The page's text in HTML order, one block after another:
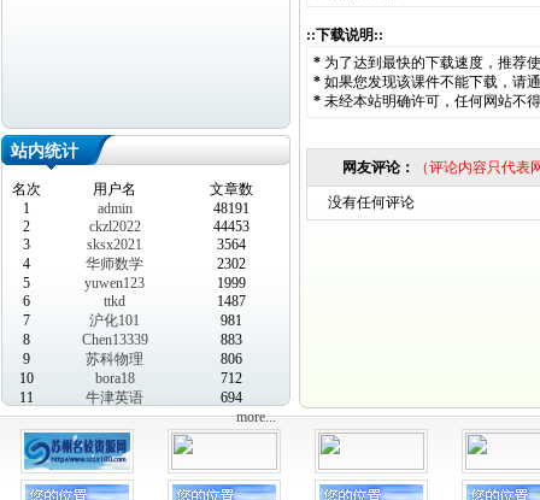
站内统计
名次 用户名
文章数
1
admin
48191
2
ckzl2022
44453
3
sksx2021
3564
4
华师数学
2302
5
yuwen123
1999
6
ttkd
1487
7
沪化101
981
8
Chen13339
883
9
苏科物理
806
10
bora18
712
11
牛津英语
694
more...
::下载说明::
* 为了达到最快的下载速度，推荐
* 如果您发现该课件不能下载，请
* 未经本站明确许可，任何网站不
网友评论： （评论内容只代
没有任何评论